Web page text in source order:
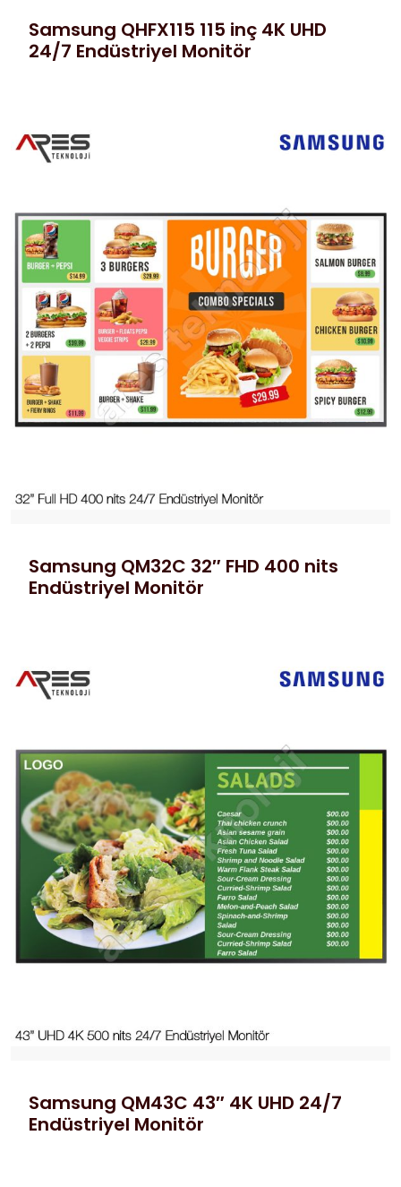
Samsung QHFX115 115 inç 4K UHD
24/7 Endüstriyel Monitör
Samsung QM32C 32″ FHD 400 nits
Endüstriyel Monitör
Samsung QM43C 43″ 4K UHD 24/7
Endüstriyel Monitör